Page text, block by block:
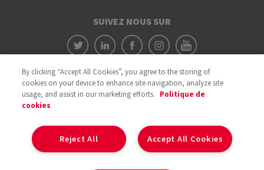
SUIVEZ NOUS SUR
By clicking “Accept All Cookies”, you agree to the storing of
cookies on your device to enhance site navigation, analyze site
usage, and assist in our marketing efforts. Politique de
cookies
Accept All Cookies
Reject All